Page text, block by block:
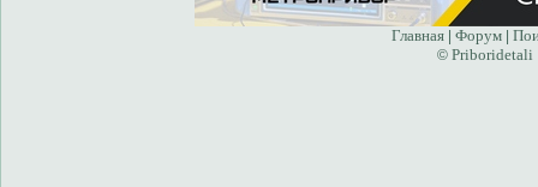
Главная| Форум|
© Priboridetali